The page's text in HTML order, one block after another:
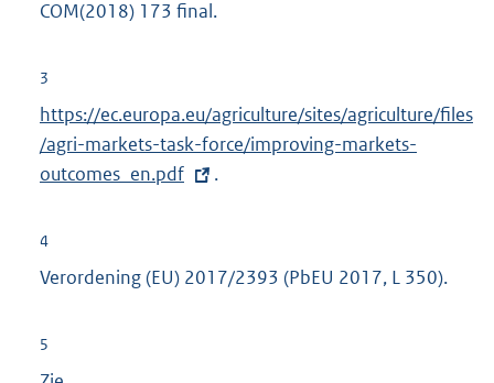
l
i
n
COM(2018) 173 final.
3
E
x
t
r
i
https://ec.europa.eu/agriculture/sites/agriculture/files
/agri-markets-task-force/improving-markets-
outcomes_en.pdf
.
4
Verordening (EU) 2017/2393 (PbEU 2017, L 350).
5